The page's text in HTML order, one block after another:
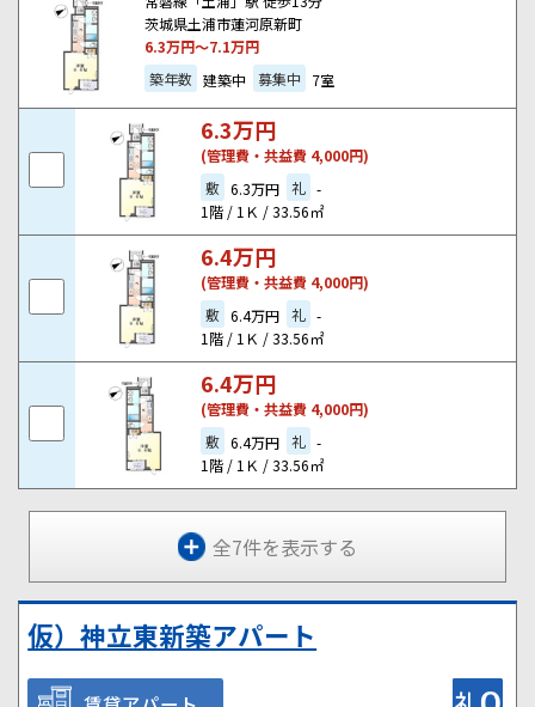
茨城県土浦市蓮河原新町
6.3万円～7.1万円
築年数 建築中 募集中 7室
6.3万円
(管理費・共益費 4,000円)
敷 6.3万円 礼 -
1階 / 1Ｋ / 33.56㎡
6.4万円
(管理費・共益費 4,000円)
敷 6.4万円 礼 -
1階 / 1Ｋ / 33.56㎡
6.4万円
(管理費・共益費 4,000円)
敷 6.4万円 礼 -
1階 / 1Ｋ / 33.56㎡
全7件を表示する
仮）神立東新築アパート